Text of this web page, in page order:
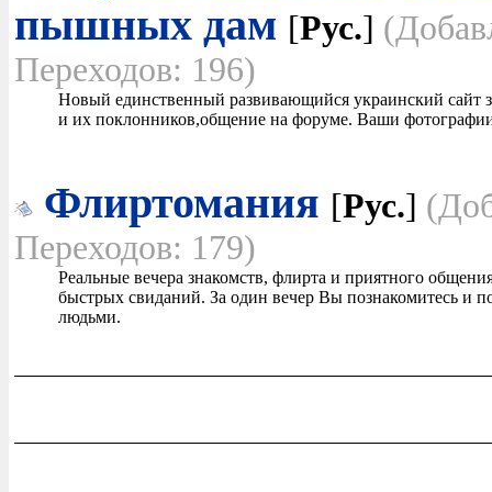
пышных дам [Рус.]
Переходов: 196)
Новый единственный развивающийся украинский сайт
и их поклонников,общение на форуме. Ваши
Флиртомания [Рус.]
Переходов: 179)
Реальные вечера знакомств, флирта и приятного
быстрых свиданий. За один вечер Вы познакомитесь и
людьми.